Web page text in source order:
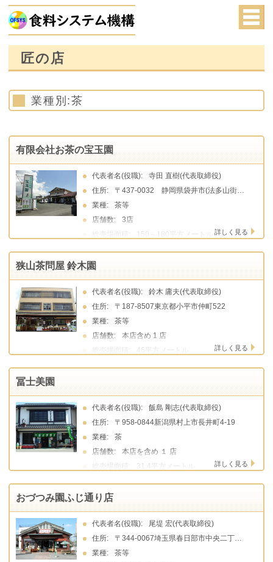
匠の店
業種別:茶
有限会社お茶の宝玉園
代表者名(役職):
寺田 直樹(代表取締役)
住所:
〒437-0032 静岡県袋井市(法多山街道沿い)
業種:
茶等
店舗数:
3店
総売場面積:
150～180平方メートル 詳しく見る
狭山茶問屋 鈴木園
代表者名(役職):
鈴木 庸夫(代表取締役)
住所:
〒187-8507東京都小平市仲町522
業種:
茶等
店舗数:
本店含め 1 店
総売場面積:
46平方メートル 詳しく見る
冨士美園
代表者名(役職):
飯島 剛志(代表取締役)
住所:
〒958-0844新潟県村上市長井町4-19
業種:
茶
店舗数:
本店を含め １ 店
総売場面積:
31.4平方メートル 詳しく見る
おづつみ園ふじ通り店
代表者名(役職):
尾堤 宏(代表取締役)
住所:
〒344-0067埼玉県春日部市中央二丁目17-3
業種:
茶等